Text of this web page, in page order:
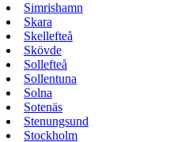
Simrishamn
Skara
Skellefteå
Skövde
Sollefteå
Sollentuna
Solna
Sotenäs
Stenungsund
Stockholm